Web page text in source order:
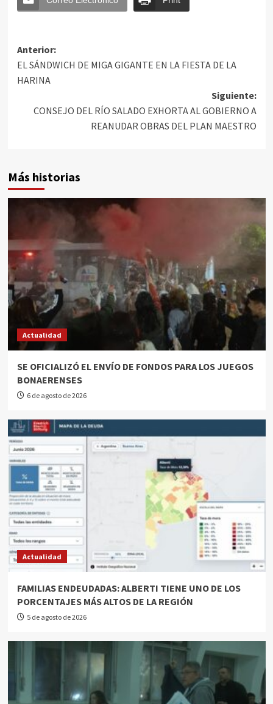
Anterior:
EL SÁNDWICH DE MIGA GIGANTE EN LA FIESTA DE LA
HARINA
Siguiente:
CONSEJO DEL RÍO SALADO EXHORTA AL GOBIERNO A
REANUDAR OBRAS DEL PLAN MAESTRO
Más historias
Actualidad
SE OFICIALIZÓ EL ENVÍO DE FONDOS PARA LOS JUEGOS
BONAERENSES
6 de agosto de 2026
Actualidad
FAMILIAS ENDEUDADAS: ALBERTI TIENE UNO DE LOS
PORCENTAJES MÁS ALTOS DE LA REGIÓN
5 de agosto de 2026